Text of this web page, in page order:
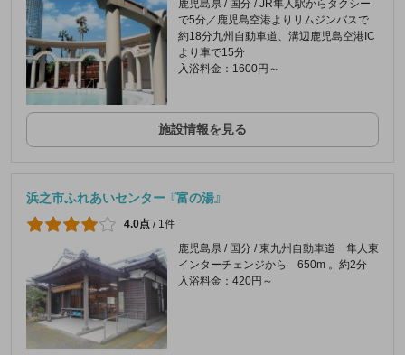
鹿児島県 / 国分 / JR隼人駅からタクシー
で5分／鹿児島空港よりリムジンバスで
約18分九州自動車道、溝辺鹿児島空港IC
より車で15分
入浴料金：1600円～
施設情報を見る
浜之市ふれあいセンター 『富の湯』
4.0点 / 1件
鹿児島県 / 国分 / 東九州自動車道 隼人東
インターチェンジから 650m 。約2分
入浴料金：420円～